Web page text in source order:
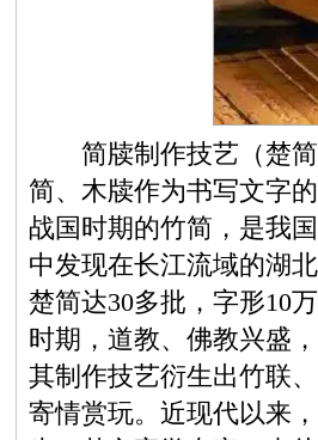
简牍制作技艺（楚简
简、木牍作为书写文字
战国时期的竹简，是我
中发现在长江流域的湖
楚简达30多批，字形10
时期，道教、佛教兴盛
其制作技艺衍生出竹联
寄情赏玩。近现代以来